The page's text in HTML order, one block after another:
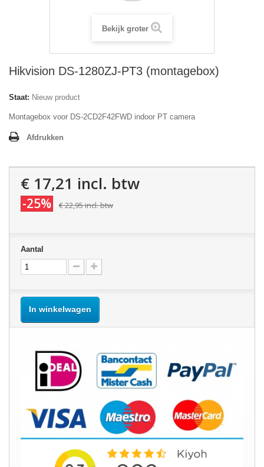
Bekijk groter
Hikvision DS-1280ZJ-PT3 (montagebox)
Staat: Nieuw product
Montagebox voor DS-2CD2F42FWD indoor PT camera
Afdrukken
€ 17,21 incl. btw
-25% € 22,95incl. btw
Aantal
In winkelwagen